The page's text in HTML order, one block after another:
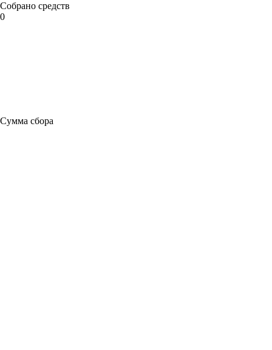
Собрано средств
0
Сумма сбора